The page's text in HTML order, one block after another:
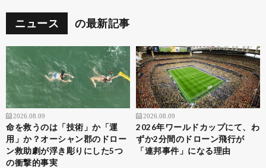
ニュース の最新記事
2026.08.09
命を救うのは「技術」か「運
用」か？オーシャン郡のドロー
ン救助劇が浮き彫りにした5つ
の衝撃的事実
2026.08.09
2026年ワールドカップにて、わ
ずか2分間のドローン飛行が
「連邦事件」になる理由